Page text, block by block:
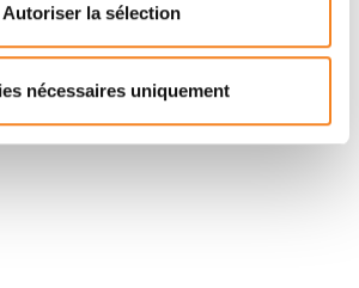
Autoriser la sélection
nécessaires uniquement
Curie